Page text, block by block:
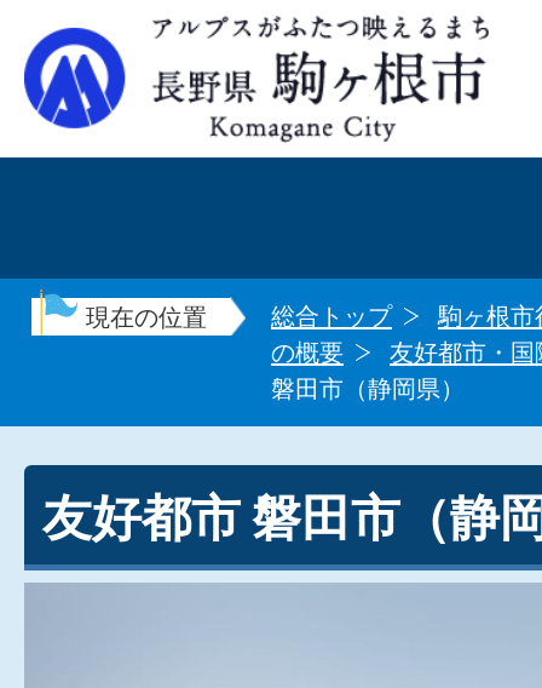
現在の位置 総合トップ
駒ヶ根市
の概要
友好都市・
磐田市（静岡県）
友好都市 磐田市（静